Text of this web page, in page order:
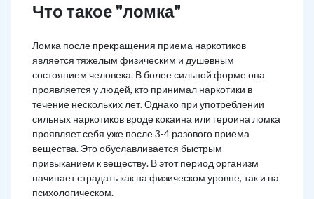
Что такое "ломка"
Ломка после прекращения приема наркотиков
является тяжелым физическим и душевным
состоянием человека. В более сильной форме она
проявляется у людей, кто принимал наркотики в
течение нескольких лет. Однако при употреблении
сильных наркотиков вроде кокаина или героина ломка
проявляет себя уже после 3-4 разового приема
вещества. Это обуславливается быстрым
привыканием к веществу. В этот период организм
начинает страдать как на физическом уровне, так и на
психологическом.